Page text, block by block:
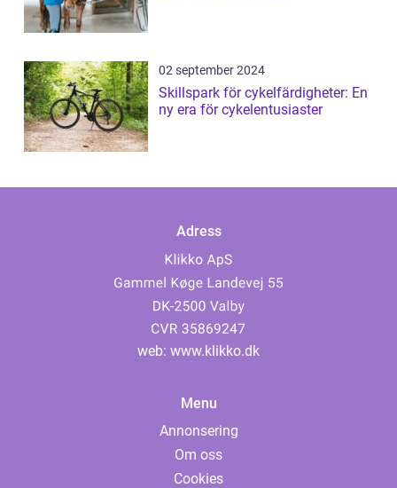
02 september 2024
Skillspark för cykelfärdigheter: En
ny era för cykelentusiaster
Adress
web: www.klikko.dk
Menu
Annonsering
Om oss
Cookies